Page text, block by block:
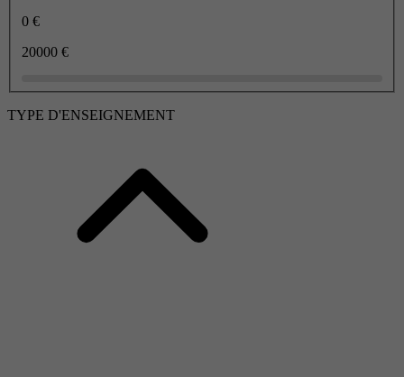
0 €
20000 €
TYPE D'ENSEIGNEMENT